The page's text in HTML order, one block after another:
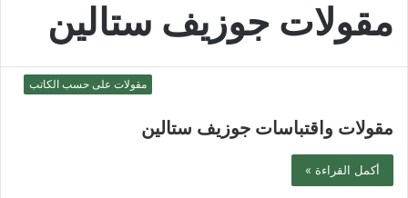
مقولات جوزيف ستالين
مقولات على حسب الكاتب
مقولات واقتباسات جوزيف ستالين
أكمل القراءة »